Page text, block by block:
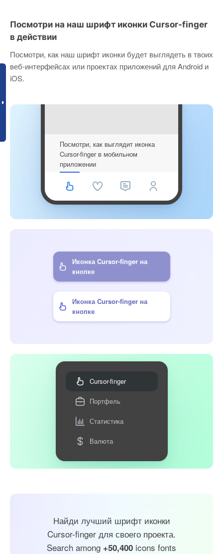
Посмотри на наш шрифт иконки Cursor-finger
в действии
Посмотри, как наш шрифт иконки будет выглядеть в твоих
веб-интерфейсах или проектах приложений для Android и
iOS.
Посмотри, как выглядит иконка
Cursor-finger в мобильном
приложении
Иконка Cursor-finger на
кнопке
Иконка Cursor-finger на
кнопке
Cursor-finger
Портфель
Статистика
Валюта
Найди лучший шрифт иконки
Cursor-finger для своего проекта.
Search among +50,400 icons fonts